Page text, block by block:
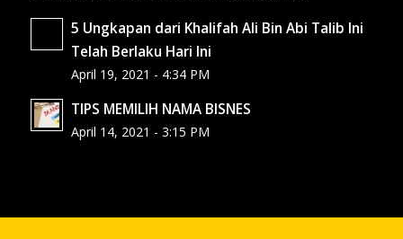
5 Ungkapan dari Khalifah Ali Bin Abi Talib Ini
Telah Berlaku Hari Ini
April 19, 2021 - 4:34 PM
TIPS MEMILIH NAMA BISNES
April 14, 2021 - 3:15 PM